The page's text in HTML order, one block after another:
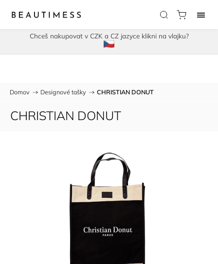
Chceš nakupovat v CZK a CZ jazyce klikni na vlajku?
Domov / Designové tašky / CHRISTIAN DONUT
CHRISTIAN DONUT